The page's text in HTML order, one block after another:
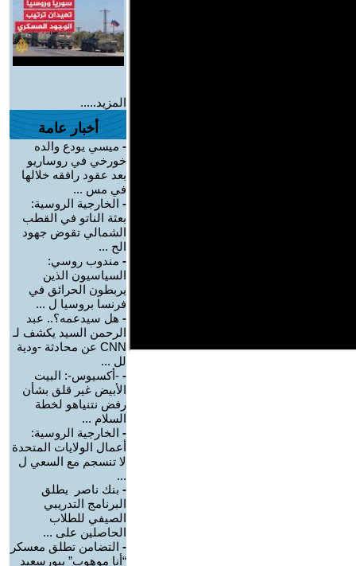
المزيد.....
أخبار عامة
- ميسي يودع والده
خورخي في روساريو
بعد عقود رافقه خلالها
في مس ...
- الخارجية الروسية:
بعثة الناتو في القطب
الشمالي تقوض جهود
الح ...
- مندوب روسي:
السياسيون الذين
يربطون الحرائق في
فرنسا بروسيا ل ...
- هل سيدعمه؟.. عبد
الرحمن السيد يكشف لـ
CNN عن محادثة -ودية
لل ...
- -أكسيوس-: البيت
الأبيض غير قلق بشأن
رفض نتنياهو لخطة
السلام ...
- الخارجية الروسية:
أعمال الولايات المتحدة
لا تنسجم مع السعي ل
...
- بنك ناصر يطلق
البرنامج التدريبي
الصيفي للطلاب
الحاصلين على ...
- التضامن تطلق معسكر
“أنا موهوب” ببورسعيد